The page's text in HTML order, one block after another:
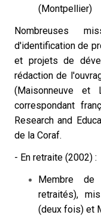
(Montpellier)
Nombreuses
d'identification de
et projets de
rédaction de
(Maisonneuve et
correspondant
Research and
de la Coraf.
- En retraite (2002) :
Membre de
retraités),
(deux fois) et